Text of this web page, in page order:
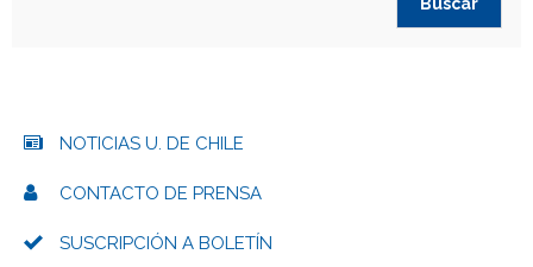
NOTICIAS U. DE CHILE
CONTACTO DE PRENSA
SUSCRIPCIÓN A BOLETÍN